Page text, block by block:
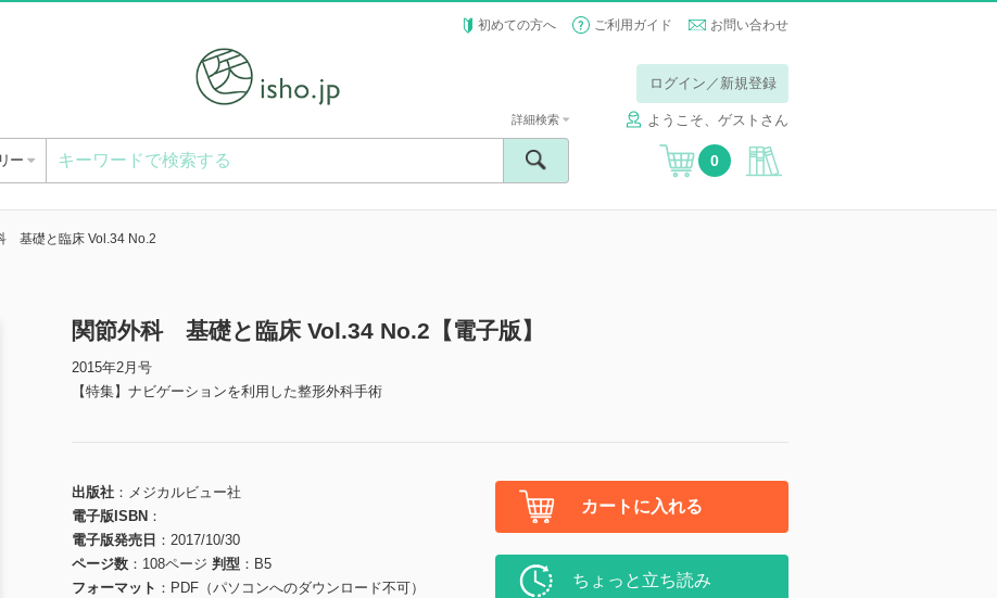
初めての方へ ご利用ガイド お問い合わせ
ログイン／新規登録
ようこそ、ゲストさん
ー
詳細検索
0
基礎と臨床 Vol.34 No.2
関節外科 基礎と臨床 Vol.34 No.2【電子版】
2015年2月号
【特集】ナビゲーションを利用した整形外科手術
出版社
メジカルビュー社
電子版ISBN
電子版発売日
2017/10/30
ページ数
108ページ 判型
B5
フォーマット
PDF（パソコンへのダウンロード不可）
カートに入れる
ちょっと立ち読み